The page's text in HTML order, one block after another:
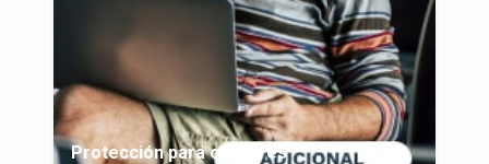
Protección para celulares